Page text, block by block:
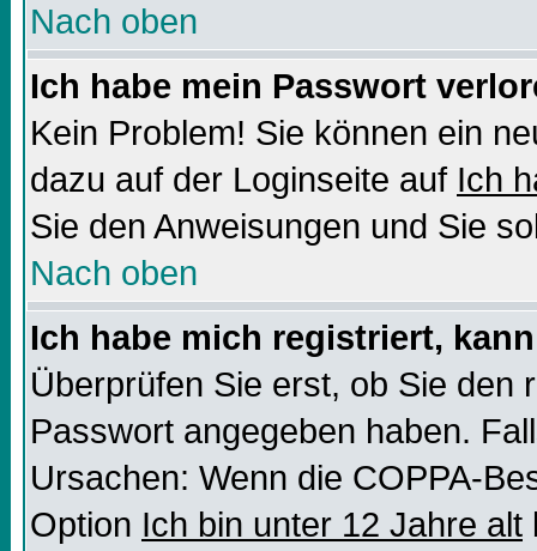
Nach oben
Ich habe mein Passwort
Kein Problem! Sie können ein
dazu auf der Loginseite auf Ich
Sie den Anweisungen und Sie
Nach oben
Ich habe mich registriert,
Überprüfen Sie erst, ob Sie den
Passwort angegeben haben.
Ursachen: Wenn die COPPA-
Option Ich bin unter 12 Jahre alt